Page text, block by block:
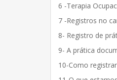
6 -Terapia
7 -Registros no
8- Registro de
9- A prática
10-Como